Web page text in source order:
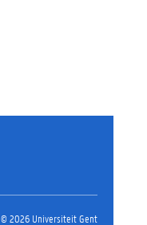
© 2026 Universiteit Gent